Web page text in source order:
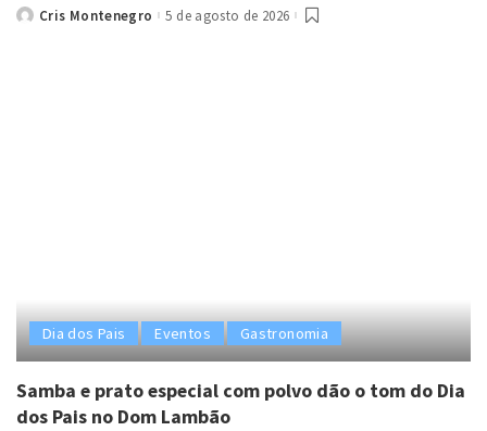
PostedCris Montenegro 5 de agosto de 2026
Dia dos Pais Eventos Gastronomia
Samba e prato especial com polvo dão o tom do Dia
dos Pais no Dom Lambão